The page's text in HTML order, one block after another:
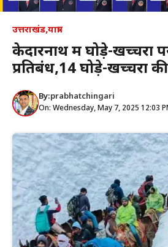
उत्तराखंड,यात्रा
केदारनाथ में घोड़े-खच्चरों
प्रतिबंध,14 घोड़े-खच्चरों
By:prabhatchingari
On: Wednesday, May 7, 2025 12:03